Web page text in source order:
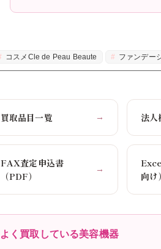
コスメCle de Peau Beaute ファンデー
買取品目一覧 → 法人
FAX査定申込書
（PDF）
→
向け）
よく買取している美容機器